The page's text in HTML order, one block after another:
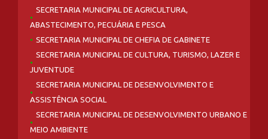
SECRETARIA MUNICIPAL DE AGRICULTURA,
ABASTECIMENTO, PECUÁRIA E PESCA
SECRETARIA MUNICIPAL DE CHEFIA DE GABINETE
SECRETARIA MUNICIPAL DE CULTURA, TURISMO, LAZER E
JUVENTUDE
SECRETARIA MUNICIPAL DE DESENVOLVIMENTO E
ASSISTÊNCIA SOCIAL
SECRETARIA MUNICIPAL DE DESENVOLVIMENTO URBANO E
MEIO AMBIENTE